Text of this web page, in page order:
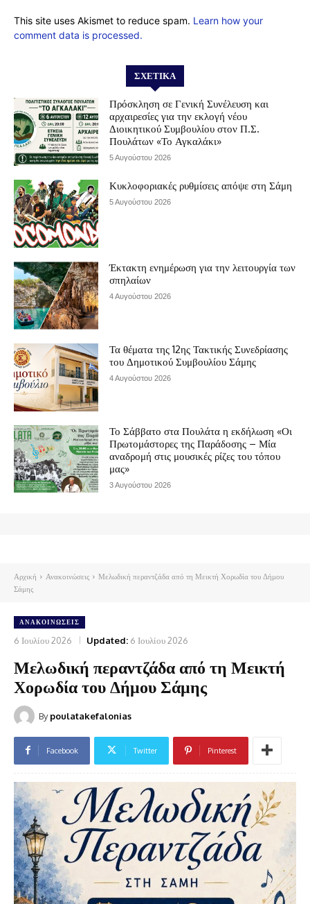
This site uses Akismet to reduce spam. Learn how your
comment data is processed.
ΣΧΕΤΙΚΆ
Πρόσκληση σε Γενική Συνέλευση και
αρχαιρεσίες για την εκλογή νέου
Διοικητικού Συμβουλίου στον Π.Σ.
Πουλάτων «Το Αγκαλάκι»
5 Αυγούστου 2026
Κυκλοφοριακές ρυθμίσεις απόψε στη Σάμη
5 Αυγούστου 2026
Έκτακτη ενημέρωση για την λειτουργία των
σπηλαίων
4 Αυγούστου 2026
Τα θέματα της 12ης Τακτικής Συνεδρίασης
του Δημοτικού Συμβουλίου Σάμης
4 Αυγούστου 2026
Το Σάββατο στα Πουλάτα η εκδήλωση «Οι
Πρωτομάστορες της Παράδοσης – Μία
αναδρομή στις μουσικές ρίζες του τόπου
μας»
3 Αυγούστου 2026